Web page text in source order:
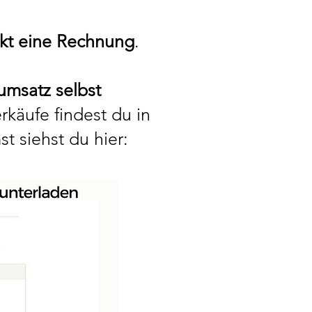
eine Rechnung.
selbst
findest du in
siehst du hier: